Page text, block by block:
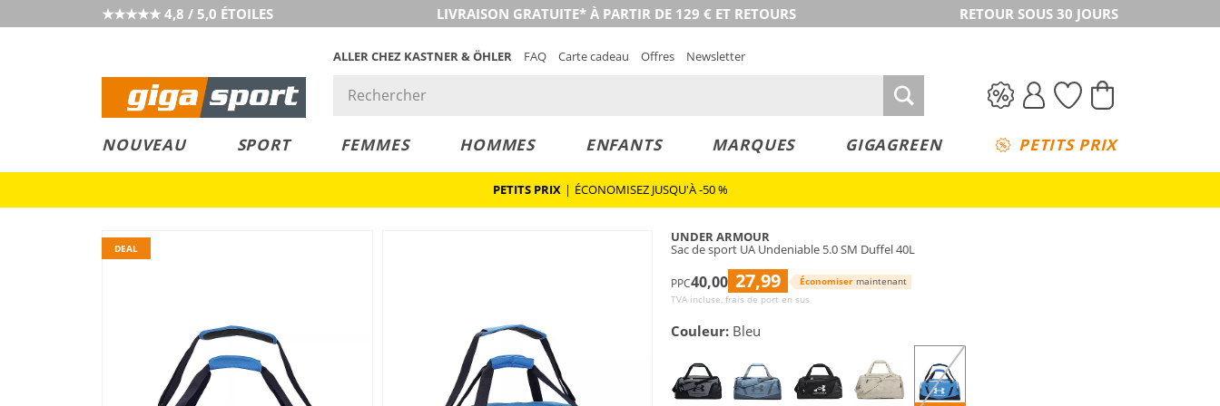
★★★★★ 4,8 / 5,0 ÉTOILES LIVRAISON GRATUITE* À PARTIR DE 129 € ET RETOURS RETOUR SOUS 30 JOURS
ALLER CHEZ KASTNER & ÖHLER FAQ Carte cadeau Offres Newsletter
NOUVEAU SPORT FEMMES HOMMES ENFANTS MARQUES GIGAGREEN PETITS PRIX
PETITS PRIX | ÉCONOMISEZ JUSQU'À -50 %
DEAL
UNDER ARMOUR
Sac de sport UA Undeniable 5.0 SM Duffel 40L
PPC40,00 27,99 Économiser maintenant
TVA incluse, frais de port en sus
Couleur: Bleu